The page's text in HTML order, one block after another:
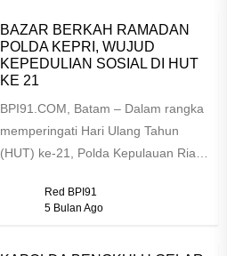
BAZAR BERKAH RAMADAN
POLDA KEPRI, WUJUD
KEPEDULIAN SOSIAL DI HUT
KE 21
BPI91.COM, Batam – Dalam rangka
memperingati Hari Ulang Tahun
(HUT) ke-21, Polda Kepulauan Riau
Ramadan 1447...
Red BPI91
5 Bulan Ago